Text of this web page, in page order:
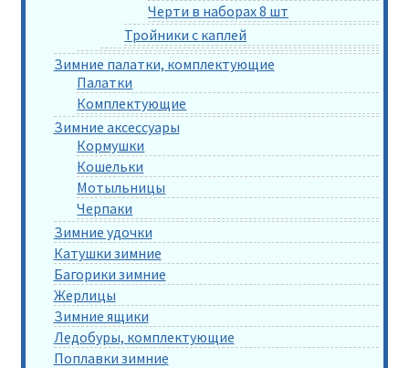
Черти в наборах 8 шт
Тройники с каплей
Зимние палатки, комплектующие
Палатки
Комплектующие
Зимние аксессуары
Кормушки
Кошельки
Мотыльницы
Черпаки
Зимние удочки
Катушки зимние
Багорики зимние
Жерлицы
Зимние ящики
Ледобуры, комплектующие
Поплавки зимние